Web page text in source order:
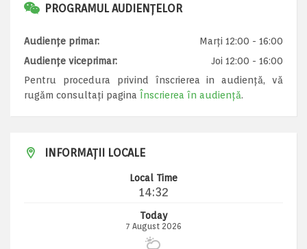
PROGRAMUL AUDIENȚELOR
Audiențe primar:
Marți 12:00 - 16:00
Audiențe viceprimar:
Joi 12:00 - 16:00
Pentru procedura privind înscrierea in audiență, vă
rugăm consultați pagina Înscrierea în audiență.
INFORMAȚII LOCALE
Local Time
14:32
Today
7 August 2026